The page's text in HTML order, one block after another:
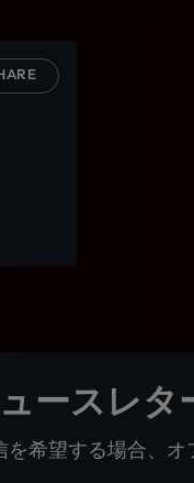
ースレタ
希望する場合、